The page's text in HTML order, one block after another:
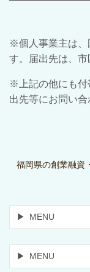
※個人事業主は、
す。届出先は、市
※上記の他にも付
出先等にお問い合
福岡県の創業融資
MENU
MENU